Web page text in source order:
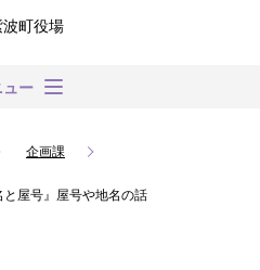
ュー
企画課
屋号』屋号や地名の話